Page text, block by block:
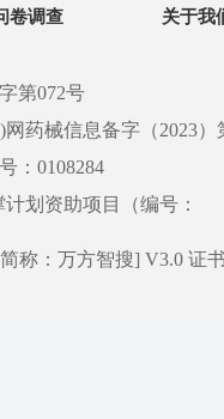
卷调查 关于我
第072号
药械信息备字（2023）
：0108284
划资助项目（编号：
称：万方智搜] V3.0 证